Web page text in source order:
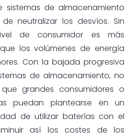
sistemas de almacenamiento
neutralizar los desvíos. Sin
de consumidor es más
los volúmenes de energía
Con la bajada progresiva
de almacenamiento, no
grandes consumidores o
puedan plantearse en un
de utilizar baterías con el
así los costes de los